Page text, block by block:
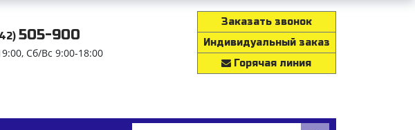
505-900
Сб/Вс 9:00-18:00
Заказать звонок
Индивидуальный заказ
Горячая линия